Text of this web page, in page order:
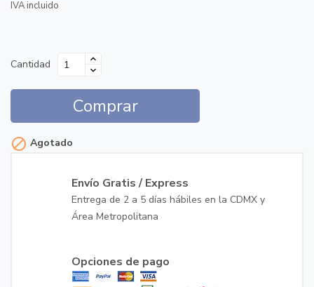
IVA incluido
Cantidad
Comprar
 Agotado
Envío Gratis / Express
Entrega de 2 a 5 días hábiles en la CDMX y
Área Metropolitana
Opciones de pago